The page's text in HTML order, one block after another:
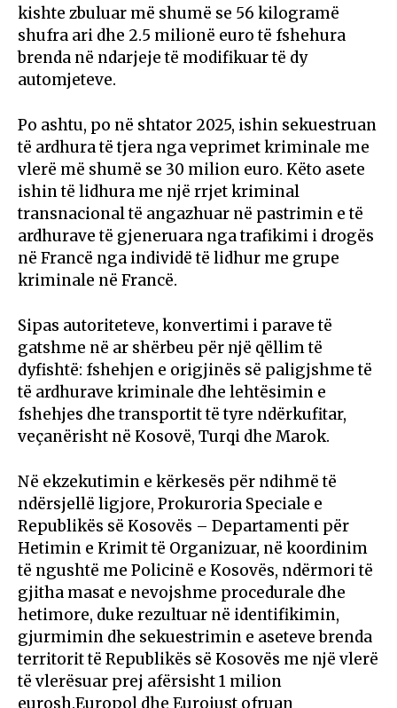
kishte zbuluar më shumë se 56 kilogramë
shufra ari dhe 2.5 milionë euro të fshehura
brenda në ndarjeje të modifikuar të dy
automjeteve.
Po ashtu, po në shtator 2025, ishin sekuestruan
të ardhura të tjera nga veprimet kriminale me
vlerë më shumë se 30 milion euro. Këto asete
ishin të lidhura me një rrjet kriminal
transnacional të angazhuar në pastrimin e të
ardhurave të gjeneruara nga trafikimi i drogës
në Francë nga individë të lidhur me grupe
kriminale në Francë.
Sipas autoriteteve, konvertimi i parave të
gatshme në ar shërbeu për një qëllim të
dyfishtë: fshehjen e origjinës së paligjshme të
të ardhurave kriminale dhe lehtësimin e
fshehjes dhe transportit të tyre ndërkufitar,
veçanërisht në Kosovë, Turqi dhe Marok.
Në ekzekutimin e kërkesës për ndihmë të
ndërsjellë ligjore, Prokuroria Speciale e
Republikës së Kosovës – Departamenti për
Hetimin e Krimit të Organizuar, në koordinim
të ngushtë me Policinë e Kosovës, ndërmori të
gjitha masat e nevojshme procedurale dhe
hetimore, duke rezultuar në identifikimin,
gjurmimin dhe sekuestrimin e aseteve brenda
territorit të Republikës së Kosovës me një vlerë
të vlerësuar prej afërsisht 1 milion
eurosh.Europol dhe Eurojust ofruan